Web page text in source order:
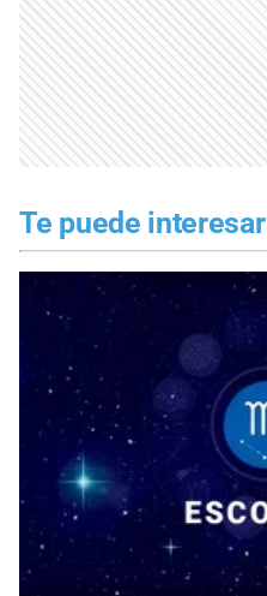
Te puede interesar